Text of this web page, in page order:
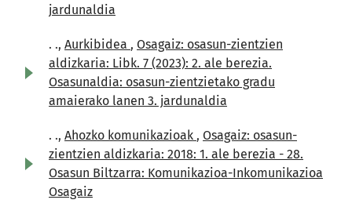
jardunaldia
. ., Aurkibidea , Osagaiz: osasun-zientzien
aldizkaria: Libk. 7 (2023): 2. ale berezia.
Osasunaldia: osasun-zientzietako gradu
amaierako lanen 3. jardunaldia
. ., Ahozko komunikazioak , Osagaiz: osasun-
zientzien aldizkaria: 2018: 1. ale berezia - 28.
Osasun Biltzarra: Komunikazioa-Inkomunikazioa
Osagaiz